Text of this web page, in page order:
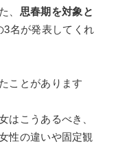
、 思春期を対象と
3名が発表してくれ
ことがあります
はこうあるべき、
性の違いや固定観